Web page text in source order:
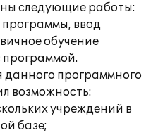
следующие работы:
ввод
обучение
программой.
данного программного
возможность:
учреждений в
базе;